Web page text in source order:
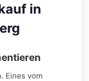
in
Eines vom